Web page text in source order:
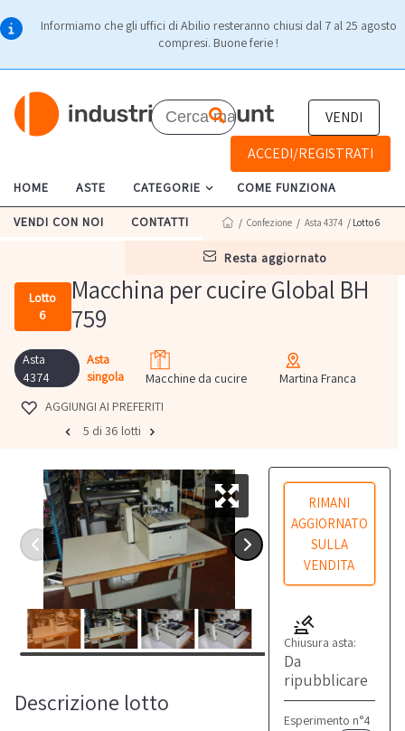
Informiamo che gli uffici di Abilio resteranno chiusi dal 7 al 25 agosto
compresi. Buone ferie !
VENDI
ACCEDI/REGISTRATI
HOME ASTE CATEGORIE COME FUNZIONA
VENDI CON NOI CONTATTI
resta aggiornato
/ Confezione / Asta 4374 / Lotto 6
Lotto
6
Macchina per cucire Global BH
759
Asta
4374
Asta
singola
Macchine da cucire
Martina Franca
AGGIUNGI AI PREFERITI
5 di 36 lotti
RIMANI
AGGIORNATO
SULLA
VENDITA
Chiusura asta:
Da
ripubblicare
Esperimento n°4
Descrizione lotto